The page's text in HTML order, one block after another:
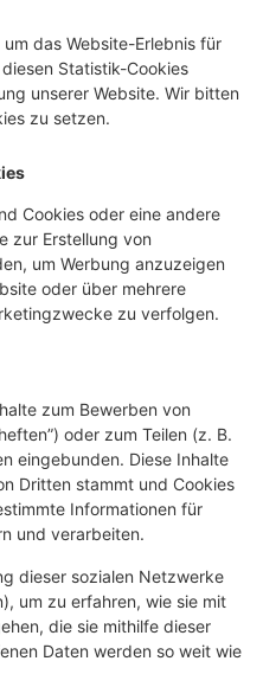
das Website-Erlebnis für
Statistik-Cookies
unserer Website. Wir bitten
zu setzen.
Cookies oder eine andere
zur Erstellung von
um Werbung anzuzeigen
oder über mehrere
zu verfolgen.
zum Bewerben von
oder zum Teilen (z. B.
eingebunden. Diese Inhalte
Dritten stammt und Cookies
Informationen für
und verarbeiten.
dieser sozialen Netzwerke
um zu erfahren, wie sie mit
die sie mithilfe dieser
Daten werden so weit wie